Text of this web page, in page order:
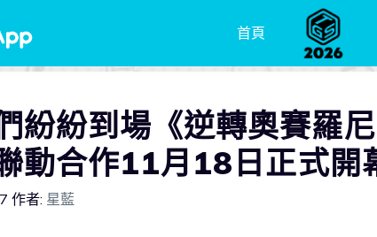
首頁
紛紛到場《逆轉奧賽羅
動合作11月18日正式開
作者: 星藍